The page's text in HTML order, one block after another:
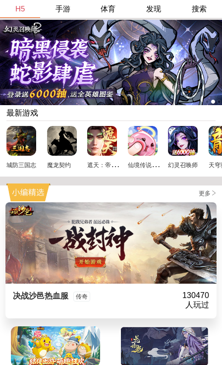
H5 手游 体育 发现 搜索
最新游戏
城防三国志 魔龙契约 遮
天：帝路争锋 仙
境传说：破晓 幻灵召唤师 天穹
更多
决战沙邑热血服 传奇
130470
人玩过